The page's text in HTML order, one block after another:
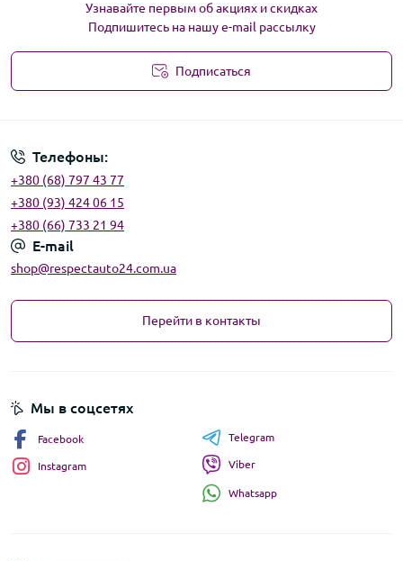
Узнавайте первым об акциях и скидках
Подпишитесь на нашу e-mail рассылку
Подписаться
Телефоны:
+380 (68) 797 43 77
+380 (93) 424 06 15
+380 (66) 733 21 94
E-mail
shop@respectauto24.com.ua
Перейти в контакты
Мы в соцсетях
Facebook
Instagram
Telegram
Viber
Whatsapp